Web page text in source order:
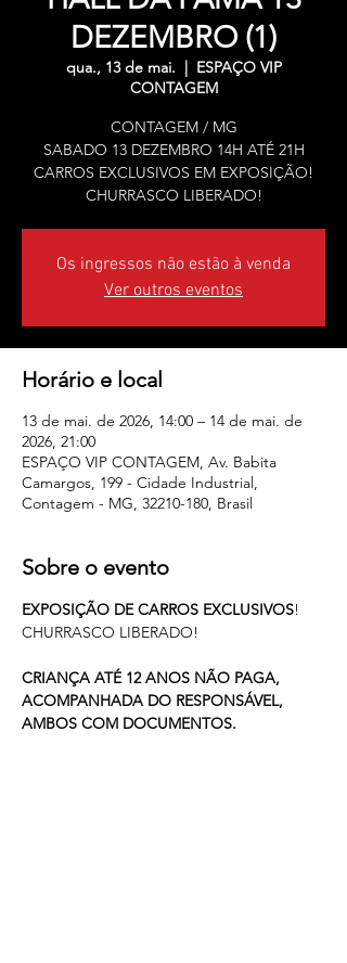
DEZEMBRO (1)
qua., 13 de mai.
  |
ESPAÇO VIP
CONTAGEM
CONTAGEM / MG
SABADO 13 DEZEMBRO 14H ATÉ 21H
CARROS EXCLUSIVOS EM EXPOSIÇÃO!
CHURRASCO LIBERADO!
Os ingressos não estão à venda
Ver outros eventos
Horário e local
13 de mai. de 2026, 14:00 – 14 de mai. de
2026, 21:00
ESPAÇO VIP CONTAGEM, Av. Babita
Camargos, 199 - Cidade Industrial,
Contagem - MG, 32210-180, Brasil
Sobre o evento
EXPOSIÇÃO DE CARROS EXCLUSIVOS!
CHURRASCO LIBERADO!
CRIANÇA ATÉ 12 ANOS NÃO PAGA,
ACOMPANHADA DO RESPONSÁVEL,
AMBOS COM DOCUMENTOS.